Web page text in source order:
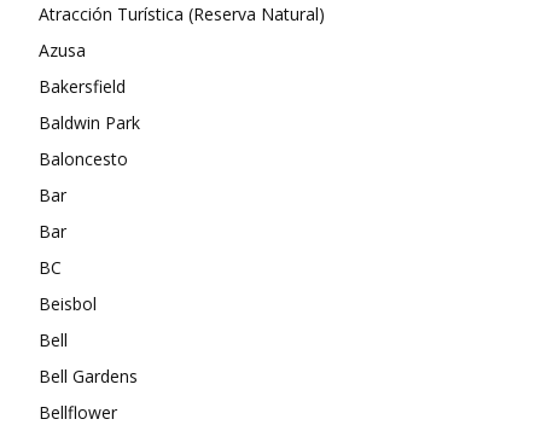
Atracción Turística (Reserva Natural)
Azusa
Bakersfield
Baldwin Park
Baloncesto
Bar
Bar
BC
Beisbol
Bell
Bell Gardens
Bellflower